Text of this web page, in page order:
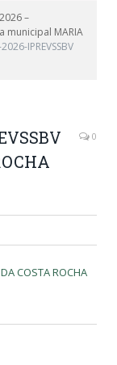
–
municipal MARIA
IPREVSSBV
0
COSTA ROCHA